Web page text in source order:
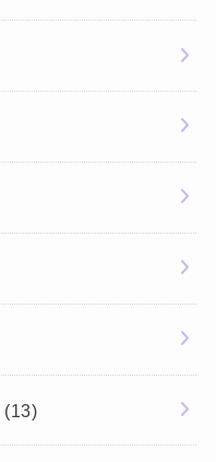
(13)